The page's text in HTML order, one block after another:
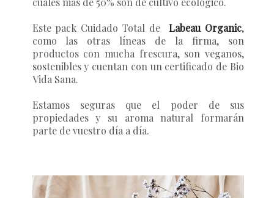
Este pack Cuidado Total de
Labeau Organic,
como las otras líneas de la firma, son
productos con mucha frescura, son veganos,
sostenibles y cuentan con un certificado de Bio
Vida Sana.
Estamos seguras que el poder de sus
propiedades y su aroma natural formarán
parte de vuestro día a día.